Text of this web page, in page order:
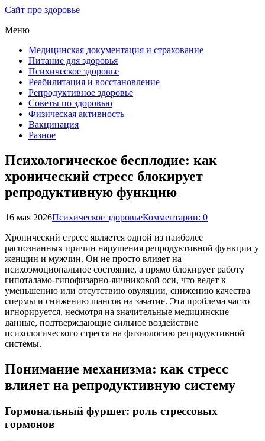
Сайт про здоровье
Меню
Медицинская документация и страхование
Питание для здоровья
Психическое здоровье
Реабилитация и восстановление
Репродуктивное здоровье
Советы по здоровью
Физическая активность
Вакцинация
Разное
Психологическое бесплодие: как
хронический стресс блокирует
репродуктивную функцию
16 мая 2026Психическое здоровьеКомментарии: 0
Хронический стресс является одной из наиболее
распознанных причин нарушения репродуктивной функции у
женщин и мужчин. Он не просто влияет на
психоэмоциональное состояние, а прямо блокирует работу
гипоталамо-гипофизарно-яичниковой оси, что ведет к
уменьшению или отсутствию овуляции, снижению качества
спермы и снижению шансов на зачатие. Эта проблема часто
игнорируется, несмотря на значительные медицинские
данные, подтверждающие сильное воздействие
психологического стресса на физиологию репродуктивной
системы.
Понимание механизма: как стресс
влияет на репродуктивную систему
Гормональный фуршет: роль стрессовых
гормонов